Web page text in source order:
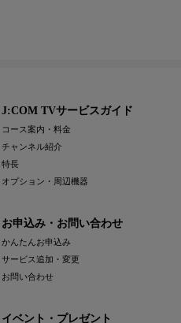
J:COM TVサービスガイド
コース案内・料金
チャンネル紹介
特長
オプション・周辺機器
お申込み・お問い合わせ
かんたんお申込み
サービス追加・変更
お問い合わせ
イベント・プレゼント